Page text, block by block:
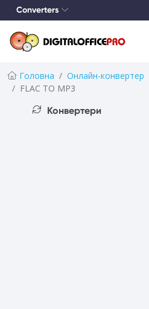
Converters
Головна Онлайн-конвертер
FLAC TO MP3
Конвертери